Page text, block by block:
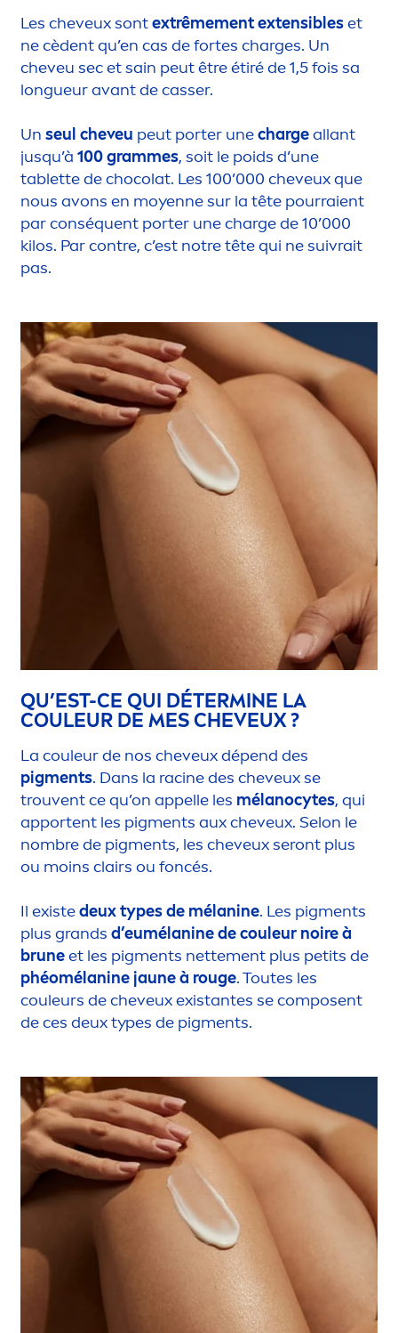
Les cheveux sontextrêmement extensibleset
ne cèdent qu’en cas de fortes charges. Un
cheveu sec et sain peut être étiré de 1,5 fois sa
longueur avant de casser.
Un seul cheveu peut porter unechargeallant
jusqu’à 100 grammes, soit le poids d’une
tablette de chocolat. Les 100’000 cheveux que
nous avons en moyenne sur la tête pourraient
par conséquent porter une charge de 10’000
kilos. Par contre, c’est notre tête qui ne suivrait
pas.
QU’EST-CE QUI DÉTERMINE LA
COULEUR DE MES CHEVEUX ?
La couleur de nos cheveux dépend des
pigments. Dans la racine des cheveux se
trouvent ce qu’on appelle les mélanocytes, qui
apportent les pigments aux cheveux. Selon le
nombre de pigments, les cheveux seront plus
ou moins clairs ou foncés.
Il existedeux types de mélanine. Les pigments
plus grands d’eumélanine de couleur noire à
bruneet les pigments nettement plus petits de
phéomélanine jaune à rouge. Toutes les
couleurs de cheveux existantes se composent
de ces deux types de pigments.